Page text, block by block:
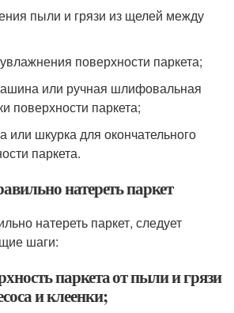
пыли и грязи из щелей между
поверхности паркета;
или ручная шлифовальная
поверхности паркета;
или шкурка для окончательного
паркета.
натереть паркет
натереть паркет, следует
шаги:
паркета от пыли и грязи
и клеенки;